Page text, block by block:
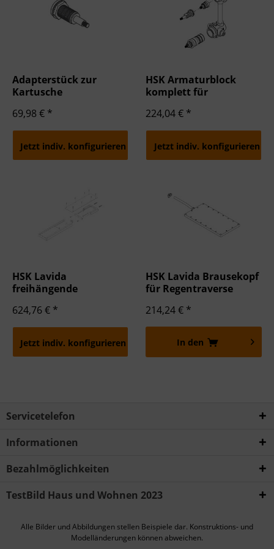
Adapterstück zur
Kartusche
69,98 € *
Jetzt indiv. konfigurieren
HSK Armaturblock
komplett für
224,04 € *
Jetzt indiv. konfigurieren
HSK Lavida
freihängende
624,76 € *
Jetzt indiv. konfigurieren
HSK Lavida Brausekopf
für Regentraverse
214,24 € *
In den
Servicetelefon
Informationen
Bezahlmöglichkeiten
TestBild Haus und Wohnen 2023
Alle Bilder und Abbildungen stellen Beispiele dar. Konstruktions- und
Modelländerungen können abweichen.